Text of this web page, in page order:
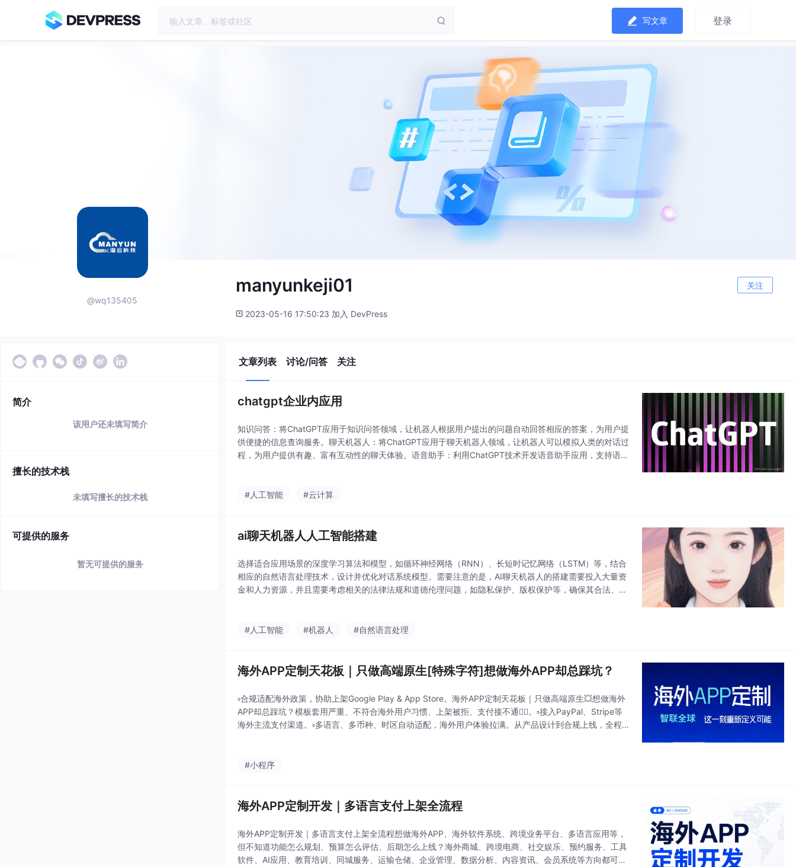
写文章 登录
@wq135405
manyunkeji01 关注
2023-05-16 17:50:23 加入 DevPress
简介
该用户还未填写简介
擅长的技术栈
未填写擅长的技术栈
可提供的服务
暂无可提供的服务
文章列表 讨论/问答 关注
chatgpt企业内应用
知识问答：将ChatGPT应用于知识问答领域，让机器人根据用户提出的问题自动回答相应的答案，为用户提
供便捷的信息查询服务。聊天机器人：将ChatGPT应用于聊天机器人领域，让机器人可以模拟人类的对话过
程，为用户提供有趣、富有互动性的聊天体验。语音助手：利用ChatGPT技术开发语音助手应用，支持语音
#人工智能
#云计算
ai聊天机器人人工智能搭建
选择适合应用场景的深度学习算法和模型，如循环神经网络（RNN）、长短时记忆网络（LSTM）等，结合
相应的自然语言处理技术，设计并优化对话系统模型。需要注意的是，AI聊天机器人的搭建需要投入大量资
金和人力资源，并且需要考虑相关的法律法规和道德伦理问题，如隐私保护、版权保护等，确保其合法、安
#人工智能
#机器人 #自然语言处理
海外APP定制天花板｜只做高端原生[特殊字符]想做海外APP却总踩坑？
▫️合规适配海外政策，协助上架Google Play & App Store。海外APP定制天花板｜只做高端原生💥想做海外
APP却总踩坑？模板套用严重、不符合海外用户习惯、上架被拒、支付接不通😮‍💨。▫️接入PayPal、Stripe等
海外主流支付渠道。▫️多语言、多币种、时区自动适配，海外用户体验拉满。从产品设计到合规上线，全程
#小程序
海外APP定制开发｜多语言支付上架全流程
海外APP定制开发｜多语言支付上架全流程想做海外APP、海外软件系统、跨境业务平台、多语言应用等，
但不知道功能怎么规划、预算怎么评估、后期怎么上线？海外商城、跨境电商、社交娱乐、预约服务、工具
软件、AI应用、教育培训、同城服务、运输仓储、企业管理、数据分析、内容资讯、会员系统等方向都可沟